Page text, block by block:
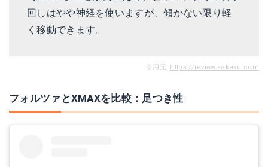
回しはやや神経を使いますが、傾かない限り軽
く移動できます。
引用元: https://review.kakaku.com
フォルツァとXMAXを比較：足つき性